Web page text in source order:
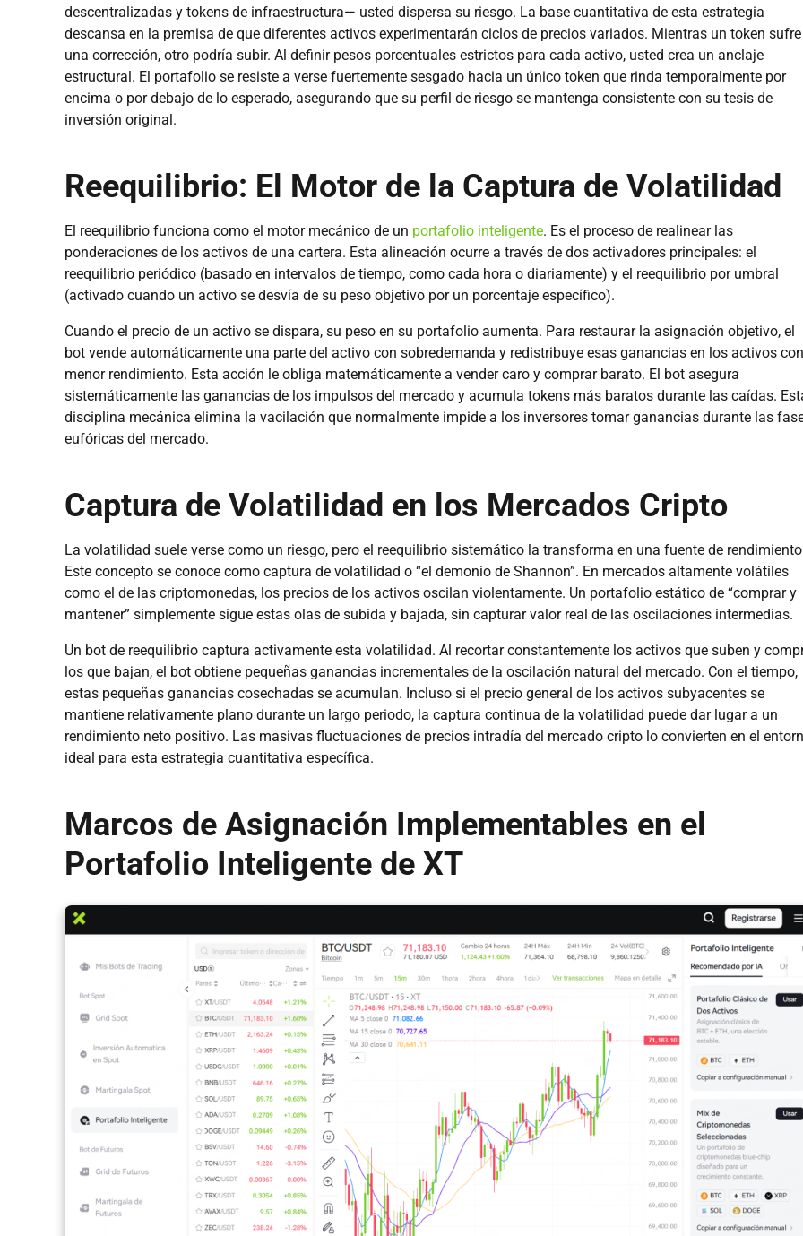
descentralizadas y tokens de infraestructura— usted dispersa su riesgo. La base cuantitativa de esta estrategia
descansa en la premisa de que diferentes activos experimentarán ciclos de precios variados. Mientras un token sufre
una corrección, otro podría subir. Al definir pesos porcentuales estrictos para cada activo, usted crea un anclaje
estructural. El portafolio se resiste a verse fuertemente sesgado hacia un único token que rinda temporalmente por
encima o por debajo de lo esperado, asegurando que su perfil de riesgo se mantenga consistente con su tesis de
inversión original.
Reequilibrio: El Motor de la Captura de Volatilidad
El reequilibrio funciona como el motor mecánico de un portafolio inteligente. Es el proceso de realinear las
ponderaciones de los activos de una cartera. Esta alineación ocurre a través de dos activadores principales: el
reequilibrio periódico (basado en intervalos de tiempo, como cada hora o diariamente) y el reequilibrio por umbral
(activado cuando un activo se desvía de su peso objetivo por un porcentaje específico).
Cuando el precio de un activo se dispara, su peso en su portafolio aumenta. Para restaurar la asignación objetivo, el
bot vende automáticamente una parte del activo con sobredemanda y redistribuye esas ganancias en los activos con
menor rendimiento. Esta acción le obliga matemáticamente a vender caro y comprar barato. El bot asegura
sistemáticamente las ganancias de los impulsos del mercado y acumula tokens más baratos durante las caídas.
disciplina mecánica elimina la vacilación que normalmente impide a los inversores tomar ganancias durante las
eufóricas del mercado.
Captura de Volatilidad en los Mercados Cripto
La volatilidad suele verse como un riesgo, pero el reequilibrio sistemático la transforma en una fuente de
Este concepto se conoce como captura de volatilidad o “el demonio de Shannon”. En mercados altamente volátiles
como el de las criptomonedas, los precios de los activos oscilan violentamente. Un portafolio estático de “comprar y
mantener” simplemente sigue estas olas de subida y bajada, sin capturar valor real de las oscilaciones intermedias.
Un bot de reequilibrio captura activamente esta volatilidad. Al recortar constantemente los activos que suben y
los que bajan, el bot obtiene pequeñas ganancias incrementales de la oscilación natural del mercado. Con el tiempo,
estas pequeñas ganancias cosechadas se acumulan. Incluso si el precio general de los activos subyacentes se
mantiene relativamente plano durante un largo periodo, la captura continua de la volatilidad puede dar lugar a un
rendimiento neto positivo. Las masivas fluctuaciones de precios intradía del mercado cripto lo convierten en el
ideal para esta estrategia cuantitativa específica.
Marcos de Asignación Implementables en el
Portafolio Inteligente de XT